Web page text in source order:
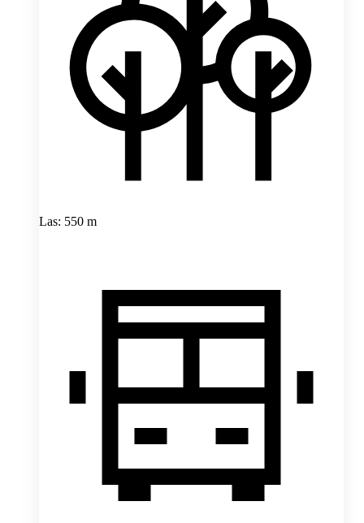
Las: 550 m